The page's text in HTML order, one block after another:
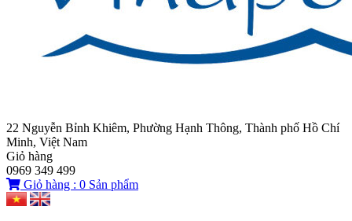
22 Nguyễn Bỉnh Khiêm, Phường Hạnh Thông, Thành phố Hồ Chí
Minh, Việt Nam
Giỏ hàng
0969 349 499
Giỏ hàng : 0 Sản phẩm